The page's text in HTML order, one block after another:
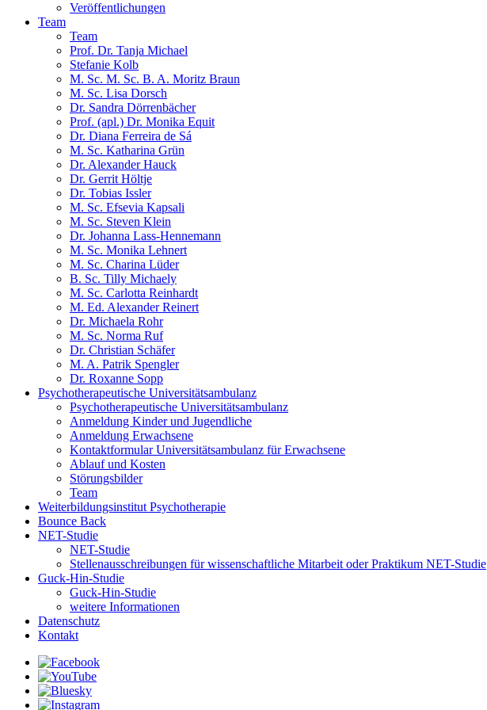
Veröffentlichungen
Team
Team
Prof. Dr. Tanja Michael
Stefanie Kolb
M. Sc. M. Sc. B. A. Moritz Braun
M. Sc. Lisa Dorsch
Dr. Sandra Dörrenbächer
Prof. (apl.) Dr. Monika Equit
Dr. Diana Ferreira de Sá
M. Sc. Katharina Grün
Dr. Alexander Hauck
Dr. Gerrit Höltje
Dr. Tobias Issler
M. Sc. Efsevia Kapsali
M. Sc. Steven Klein
Dr. Johanna Lass-Hennemann
M. Sc. Monika Lehnert
M. Sc. Charina Lüder
B. Sc. Tilly Michaely
M. Sc. Carlotta Reinhardt
M. Ed. Alexander Reinert
Dr. Michaela Rohr
M. Sc. Norma Ruf
Dr. Christian Schäfer
M. A. Patrik Spengler
Dr. Roxanne Sopp
Psychotherapeutische Universitätsambulanz
Psychotherapeutische Universitätsambulanz
Anmeldung Kinder und Jugendliche
Anmeldung Erwachsene
Kontaktformular Universitätsambulanz für Erwachsene
Ablauf und Kosten
Störungsbilder
Team
Weiterbildungsinstitut Psychotherapie
Bounce Back
NET-Studie
NET-Studie
Stellenausschreibungen für wissenschaftliche Mitarbeit oder Praktikum NET-Studie
Guck-Hin-Studie
Guck-Hin-Studie
weitere Informationen
Datenschutz
Kontakt